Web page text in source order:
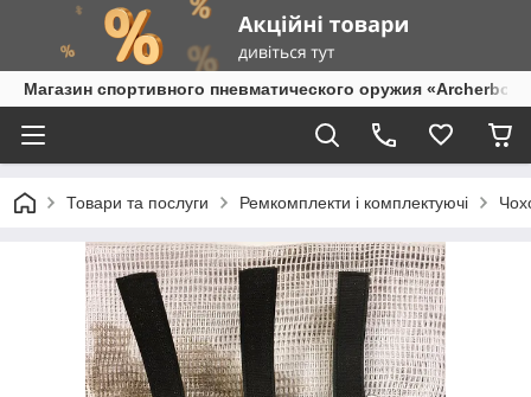
Магазин спортивного пневматического оружия
Товари та послуги Ремкомплекти і комплектуючі